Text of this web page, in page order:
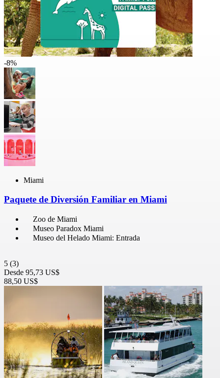
-8%
Miami
Paquete de Diversión Familiar en Miami
Zoo de Miami
Museo Paradox Miami
Museo del Helado Miami: Entrada
5 (3)
Desde 95,73 US$
88,50 US$